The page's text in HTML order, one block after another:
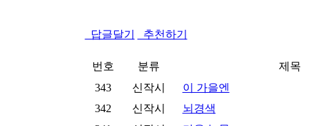
답글달기 추천하기
번호 분류
제목
343
신작시
이 가을엔
342
신작시
뇌경색